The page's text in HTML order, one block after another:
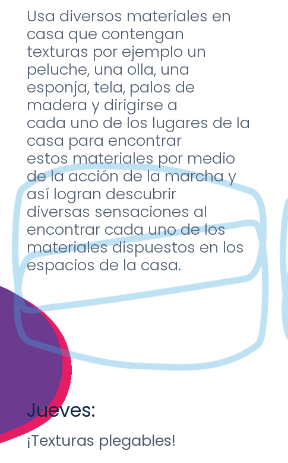
Usa diversos materiales en
casa que contengan
texturas por ejemplo un
peluche, una olla, una
esponja, tela, palos de
madera y dirigirse a
cada uno de los lugares de la
casa para encontrar
estos materiales por medio
de laacción de la marcha y
así logran descubrir
diversas sensaciones al
encontrar cada uno de los
materialesdispuestos en los
espacios de la casa.
Jueves:
¡Texturas plegables!